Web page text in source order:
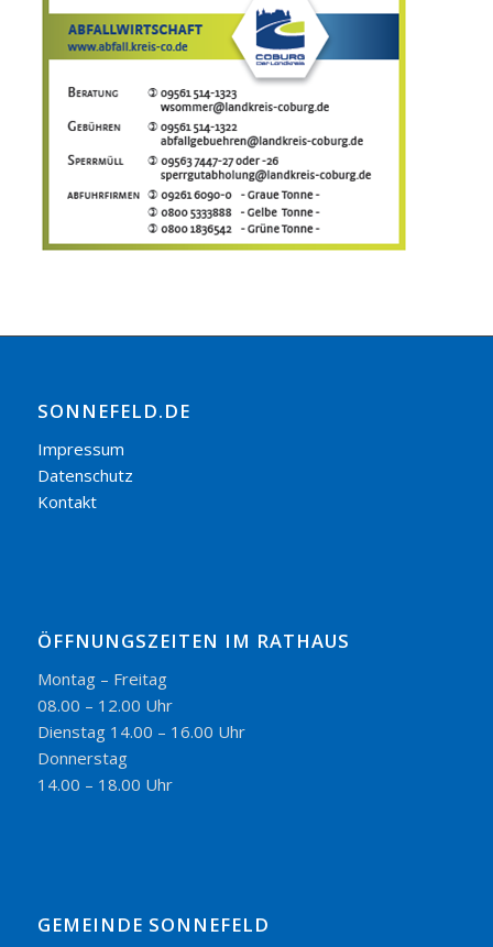
SONNEFELD.DE
Impressum
Datenschutz
Kontakt
ÖFFNUNGSZEITEN IM RATHAUS
Montag – Freitag
08.00 – 12.00 Uhr
Dienstag 14.00 – 16.00 Uhr
Donnerstag
14.00 – 18.00 Uhr
GEMEINDE SONNEFELD